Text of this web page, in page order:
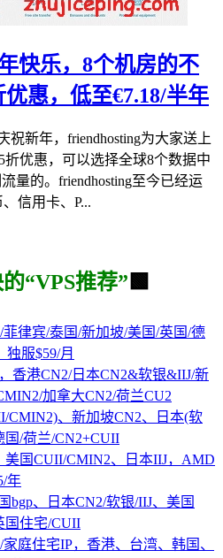
快乐，8个机房的不
优惠，低至€7.18/半年
祝新年，friendhosting为大家送上
折优惠，可以选择全球8个数据中
量的。friendhosting至今已经运
信用卡、P...
“VPS推荐” 🟩
菲律宾/泰国/新加坡/美国/英国/德
独服$59/月
香港CN2/日本CN2&软银&IIJ/新
加拿大CN2/荷兰CU2
CMIN2)、新加坡CN2、日本(软
/荷兰/CN2+CUII
美国CUII/CMIN2、日本IIJ，AMD
年
bgp、日本CN2/软银/IIJ、美国
国住宅/CUII
家庭住宅IP，香港、台湾、韩国、